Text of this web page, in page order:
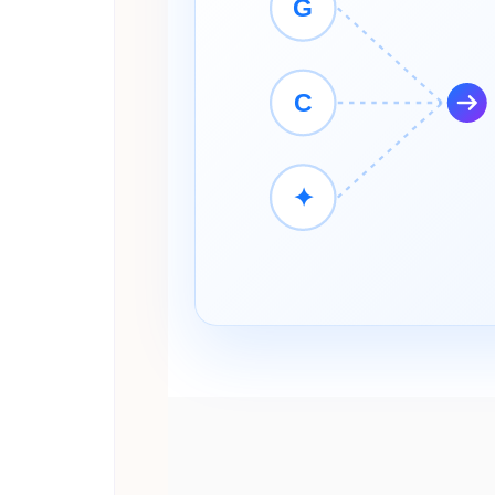
G
C
✦